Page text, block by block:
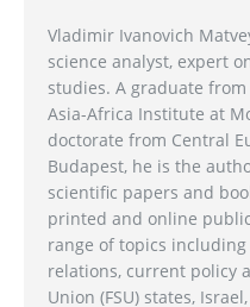
Vladimir Ivanovich
science analyst, expert
studies. A graduate
Asia-Africa Institute at
doctorate from Central
Budapest, he is the
scientific papers and
printed and online
range of topics
relations, current policy
Union (FSU) states,